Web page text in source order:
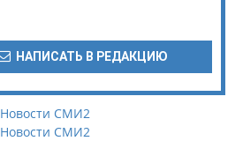
НАПИСАТЬ В РЕДАКЦИЮ
Новости СМИ2
Новости СМИ2